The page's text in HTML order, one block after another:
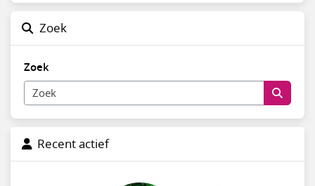
Zoek
Zoek
Recent actief